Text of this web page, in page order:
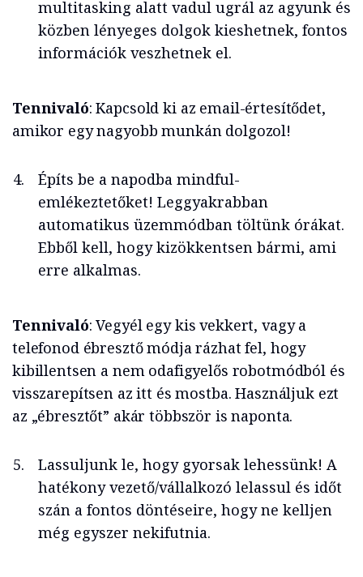
multitasking alatt vadul ugrál az agyunk és
közben lényeges dolgok kieshetnek, fontos
információk veszhetnek el.
Tennivaló: Kapcsold ki az email-értesítődet,
amikor egy nagyobb munkán dolgozol!
Építs be a napodba mindful-
emlékeztetőket! Leggyakrabban
automatikus üzemmódban töltünk órákat.
Ebből kell, hogy kizökkentsen bármi, ami
erre alkalmas.
Tennivaló: Vegyél egy kis vekkert, vagy a
telefonod ébresztő módja rázhat fel, hogy
kibillentsen a nem odafigyelős robotmódból és
visszarepítsen az itt és mostba. Használjuk ezt
az „ébresztőt” akár többször is naponta.
Lassuljunk le, hogy gyorsak lehessünk! A
hatékony vezető/vállalkozó lelassul és időt
szán a fontos döntéseire, hogy ne kelljen
még egyszer nekifutnia.